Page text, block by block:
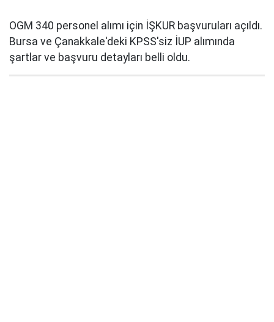
OGM 340 personel alımı için İŞKUR başvuruları açıldı.
Bursa ve Çanakkale'deki KPSS'siz İUP alımında
şartlar ve başvuru detayları belli oldu.